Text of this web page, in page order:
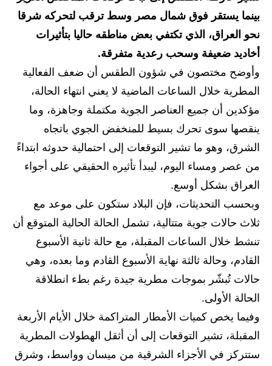
الاخبار الاقتصادية
الاخبار الرياضية
المدارس
اخبار وقرارات وزارة التربية
نتائج الامتحانات
المرحلة الابتدائية
المرحلة الاعدادية
اسئلة وزارية
المرحلة الابتدائية
المرحلة الاعدادية
مرشحات
بينما يستقر فوق شمال مصر وسط ترقب لتحركه شرقا
نحو العراق، الذي تكتفي بعض مناطقه حاليا بتأثيرات
أخاديد ضعيفة وسحب رعدية متفرقة.
وأوضح مختصون في شؤون الطقس أن ضعف الفعالية
المطرية خلال الساعات الماضية لا يعني انتهاء الحالة،
مؤكدين أن جميع العناصر الجوية مكتملة وجاهزة، وما
ينقصها سوى تحرك بسيط للمنخفض الجوي باتجاه
الشرق، وهو ما تشير التوقعات إلى احتمالية حدوثه ابتداءً
من عصر ومساء اليوم، ليبدأ تأثيره الحقيقي على أجواء
العراق بشكل أوسع.
وبحسب التحديثات، فإن البلاد ستكون على موعد مع
ثلاث حالات جوية متتالية، تشمل الحالة الحالية المتوقع أن
تنشط خلال الساعات المقبلة، مع حالة ثانية الأسبوع
القادم، وحالة ثالثة نهاية الأسبوع القادم وما بعده، وهي
حالات تُبشّر بموجات مطرية جيدة رغم بطء انطلاقة
الحالة الأولى.
وفيما يخص كميات الأمطار المتراكمة خلال الأيام الأربعة
المقبلة، تشير التوقعات إلى أن أثقل الهطولات المطرية
ستتركز في الأجزاء الشرقية من ميسان وواسط، وشرق